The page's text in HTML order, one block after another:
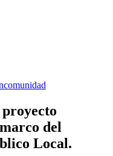
del
Local.